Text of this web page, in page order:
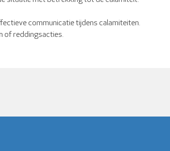
communicatie tijdens calamiteiten.
of reddingsacties.